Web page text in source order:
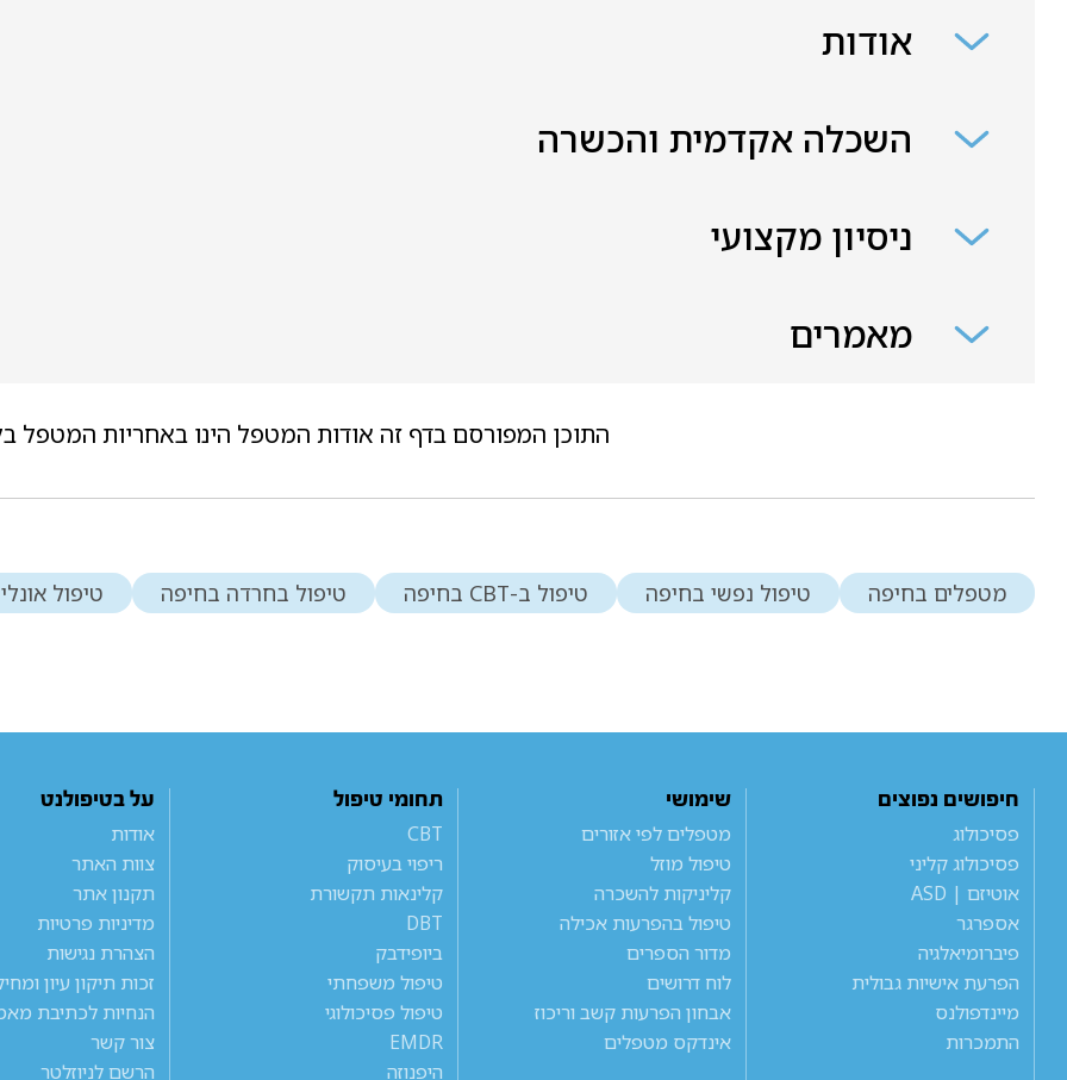
אודות
השכלה אקדמית והכשרה
ניסיון מקצועי
מאמרים
התוכן המפורסם בדף זה אודות המטפל הינו באחריות המטפל
מטפלים בחיפה טיפול נפשי בחיפה טיפול ב-CBT בחיפה טיפול בחרדה בחיפה טיפול
חיפושים נפוצים
פסיכולוג
פסיכולוג קליני
אוטיזם | ASD
אספרגר
פיברומיאלגיה
הפרעת אישיות גבולית
מיינדפולנס
התמכרות
שימושי
מטפלים לפי אזורים
טיפול מוזל
קליניקות להשכרה
טיפול בהפרעות אכילה
מדור הספרים
לוח דרושים
אבחון הפרעות קשב וריכוז
אינדקס מטפלים
תחומי טיפול
CBT
ריפוי בעיסוק
קלינאות תקשורת
DBT
ביופידבק
טיפול משפחתי
טיפול פסיכולוגי
EMDR
היפנוזה
על בטיפולנט
אודות
צוות האתר
תקנון אתר
מדיניות פרטיות
הצהרת נגישות
זכות תיקון עיון
הנחיות לכתיבת
צור קשר
הרשם לניוזלטר